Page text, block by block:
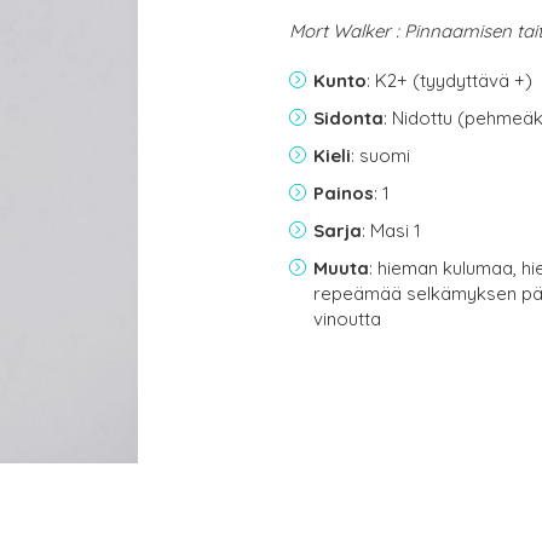
Mort Walker : Pinnaamisen
Kunto: K2+ (tyydyttävä +)
Sidonta: Nidottu
Kieli: suomi
Painos: 1
Sarja: Masi 1
Muuta: hieman kulumaa,
repeämää selkämyksen
vinoutta